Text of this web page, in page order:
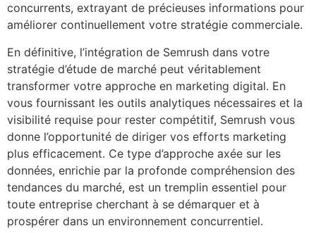
concurrents, extrayant de précieuses informations pour
améliorer continuellement votre stratégie commerciale.
En définitive, l’intégration de Semrush dans votre
stratégie d’étude de marché peut véritablement
transformer votre approche en marketing digital. En
vous fournissant les outils analytiques nécessaires et la
visibilité requise pour rester compétitif, Semrush vous
donne l’opportunité de diriger vos efforts marketing
plus efficacement. Ce type d’approche axée sur les
données, enrichie par la profonde compréhension des
tendances du marché, est un tremplin essentiel pour
toute entreprise cherchant à se démarquer et à
prospérer dans un environnement concurrentiel.